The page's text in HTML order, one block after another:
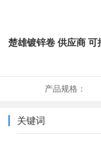
楚雄镀锌卷 供应商 可
产品规格：
关键词